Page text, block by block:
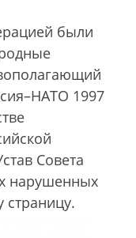
были
1997
Совета
нарушенных
страницу.